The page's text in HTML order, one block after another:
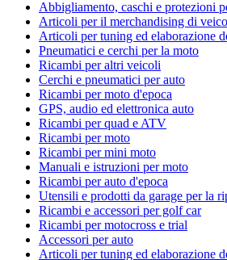
Abbigliamento, caschi e protezioni
Articoli per il merchandising di
Articoli per tuning ed elaborazione
Pneumatici e cerchi per la moto
Ricambi per altri veicoli
Cerchi e pneumatici per auto
Ricambi per moto d'epoca
GPS, audio ed elettronica auto
Ricambi per quad e ATV
Ricambi per moto
Ricambi per mini moto
Manuali e istruzioni per moto
Ricambi per auto d'epoca
Utensili e prodotti da garage per la
Ricambi e accessori per golf car
Ricambi per motocross e trial
Accessori per auto
Articoli per tuning ed elaborazione